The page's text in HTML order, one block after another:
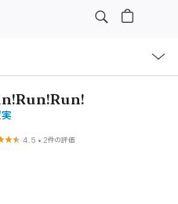
4.5 •2件の評価